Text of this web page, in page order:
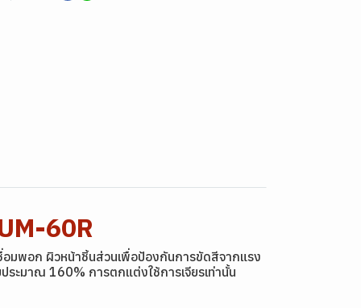
60R
อมพอก ผิวหน้าชิ้นส่วนเพื่อป้องกันการขัดสีจากแรง
ระมาณ 160% การตกแต่งใช้การเจียรเท่านั้น